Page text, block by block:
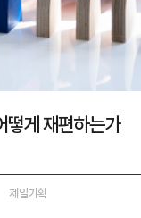
떻게 재편하는가
제일기획